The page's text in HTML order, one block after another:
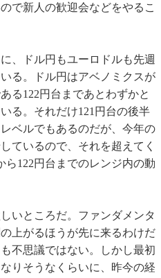
で新人の歓迎会などをやるこ
、ドル円もユーロドルも先週
る。ドル円はアベノミクスが
る122円台まであとわずかと
る。それだけ121円台の後半
ベルでもあるのだが、今年の
ているので、それを超えてく
ら122円台までのレンジ内の動
いところだ。ファンダメンタ
上がるほうが先に来るわけだ
不思議ではない。しかし最初
りそうなくらいに、昨今の経